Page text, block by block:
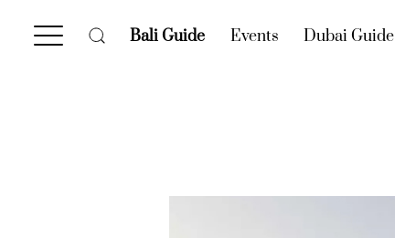
Bali Guide (current)
Events (current)
Dubai Guide